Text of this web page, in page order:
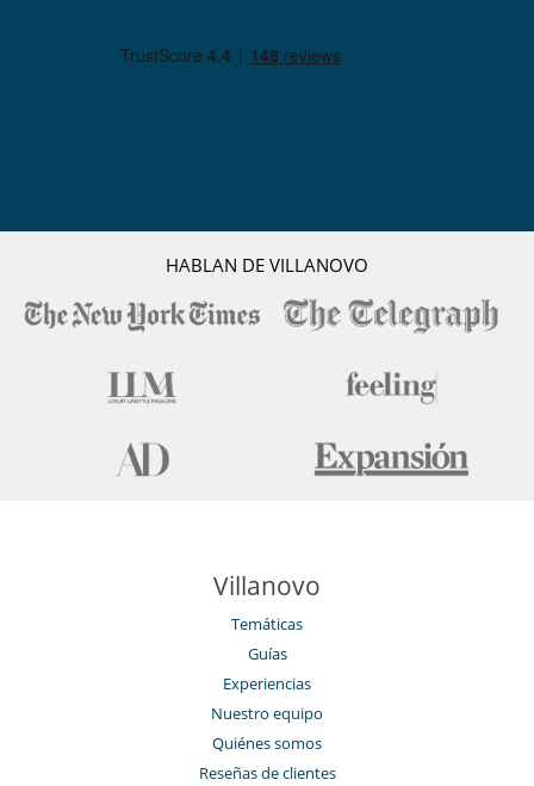
HABLAN DE VILLANOVO
Villanovo
Temáticas
Guías
Experiencias
Nuestro equipo
Quiénes somos
Reseñas de clientes